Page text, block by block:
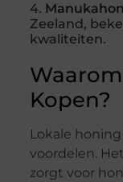
4.
Zeeland,
kwaliteiten.
Kopen?
Lokale
voordelen.
zorgt voor